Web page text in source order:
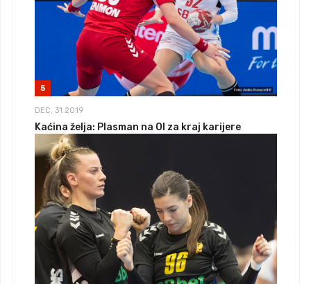
5
DEC, 31 2019
Kaćina želja: Plasman na OI za kraj karijere